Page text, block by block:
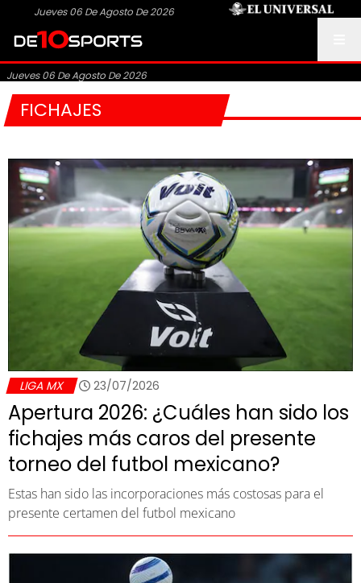
Jueves 06 De Agosto De 2026
Jueves 06 De Agosto De 2026
FICHAJES
LIGA MX 23/07/2026
Apertura 2026: ¿Cuáles han sido los
fichajes más caros del presente
torneo del futbol mexicano?
Estas han sido las incorporaciones más costosas para el
presente certamen del futbol mexicano